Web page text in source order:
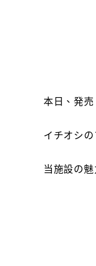
本日、発
イチオシ
当施設の